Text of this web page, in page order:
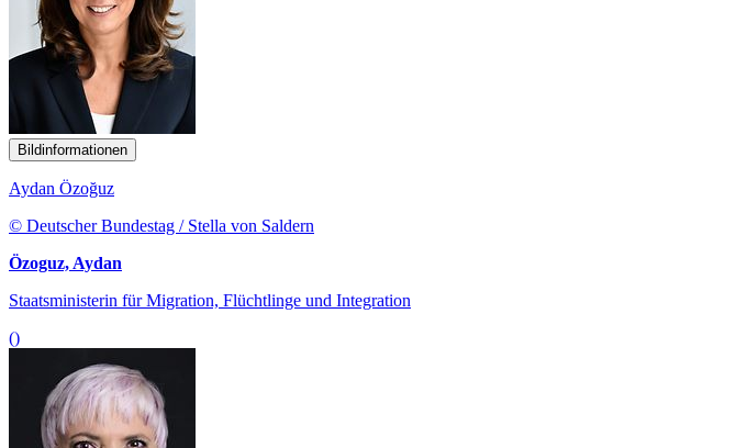
Bildinformationen
Aydan Özoğuz
© Deutscher Bundestag / Stella von Saldern
Özoguz, Aydan
Staatsministerin für Migration, Flüchtlinge und Integration
()